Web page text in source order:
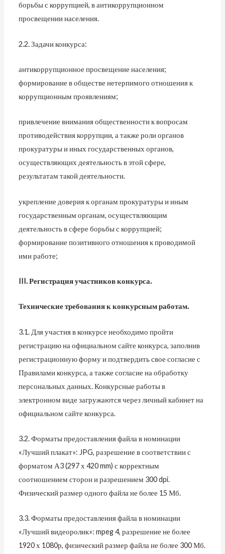
борьбы с коррупцией, в антикоррупционном
просвещении населения.
2.2. Задачи конкурса:
антикоррупционное просвещение населения;
формирование в обществе нетерпимого отношения к
коррупционным проявлениям;
привлечение внимания общественности к вопросам
противодействия коррупции, а также роли органов
прокуратуры и иных государственных органов,
осуществляющих деятельность в этой сфере,
результатам такой деятельности.
укрепление доверия к органам прокуратуры и иным
государственным органам, осуществляющим
деятельность в сфере борьбы с коррупцией;
формирование позитивного отношения к проводимой
ими работе;
III. Регистрация участников конкурса.
Технические требования к конкурсным работам.
3.1. Для участия в конкурсе необходимо пройти
регистрацию на официальном сайте конкурса, заполнив
регистрационную форму и подтвердить свое согласие с
Правилами конкурса, а также согласие на обработку
персональных данных. Конкурсные работы в
электронном виде загружаются через личный кабинет на
официальном сайте конкурса.
3.2. Форматы предоставления файла в номинации
«Лучший плакат»: JPG, разрешение в соответствии с
форматом А3 (297 х 420 mm) с корректным
соотношением сторон и разрешением 300 dpi.
Физический размер одного файла не более 15 Мб.
3.3. Форматы предоставления файла в номинации
«Лучший видеоролик»: mpeg 4, разрешение не более
1920 х 1080р, физический размер файла не более 300 Мб.